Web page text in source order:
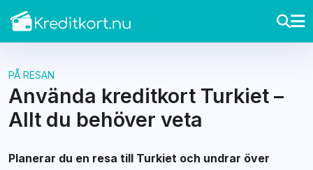
PÅ RESAN
Använda kreditkort Turkiet –
Allt du behöver veta
Planerar du en resa till Turkiet och undrar över